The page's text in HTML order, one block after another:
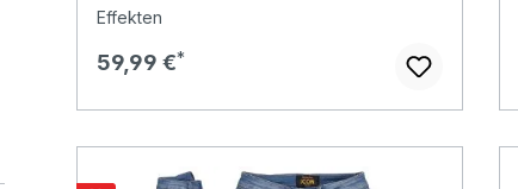
Effekten
Regulärer Preis:
59,99 €